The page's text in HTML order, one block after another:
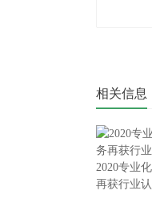
相关信息
2020专业
再获行业